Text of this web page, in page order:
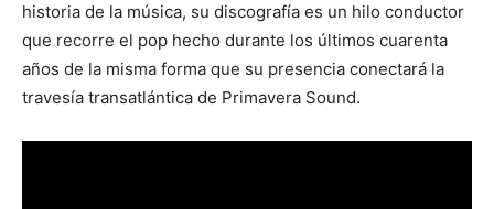
historia de la música, su discografía es un hilo conductor
que recorre el pop hecho durante los últimos cuarenta
años de la misma forma que su presencia conectará la
travesía transatlántica de Primavera Sound.